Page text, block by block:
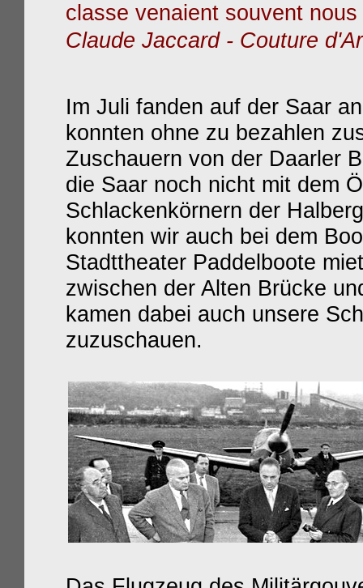
classe venaient souvent
Claude Jaccard - Couture
Im Juli fanden auf der Saar
konnten ohne zu bezahlen
Zuschauern von der Daarler
die Saar noch nicht mit dem
Schlackenkörnern der
konnten wir auch bei dem
Stadttheater Paddelboote
zwischen der Alten Brücke
kamen dabei auch unsere
zuzuschauen.